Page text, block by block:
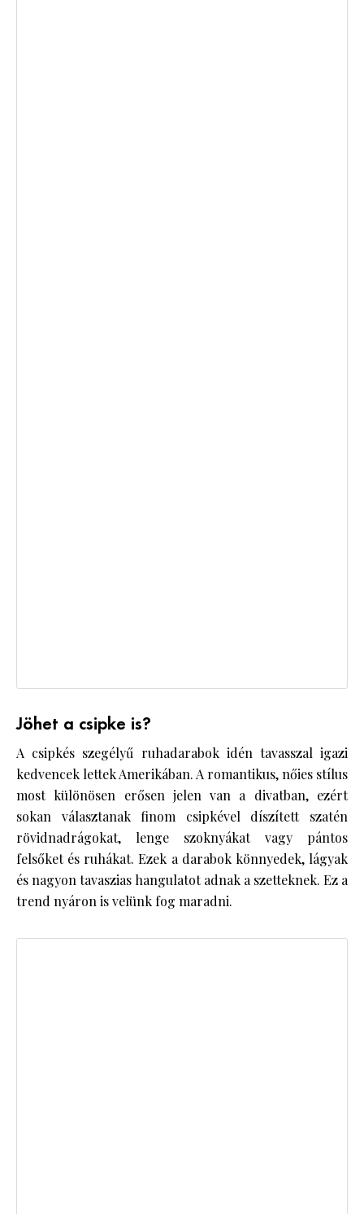
Jöhet a csipke is?
A csipkés szegélyű ruhadarabok idén tavasszal igazi
kedvencek lettek Amerikában. A romantikus, nőies stílus
most különösen erősen jelen van a divatban, ezért
sokan választanak finom csipkével díszített szatén
rövidnadrágokat, lenge szoknyákat vagy pántos
felsőket és ruhákat. Ezek a darabok könnyedek, lágyak
és nagyon tavaszias hangulatot adnak a szetteknek. Ez a
trend nyáron is velünk fog maradni.